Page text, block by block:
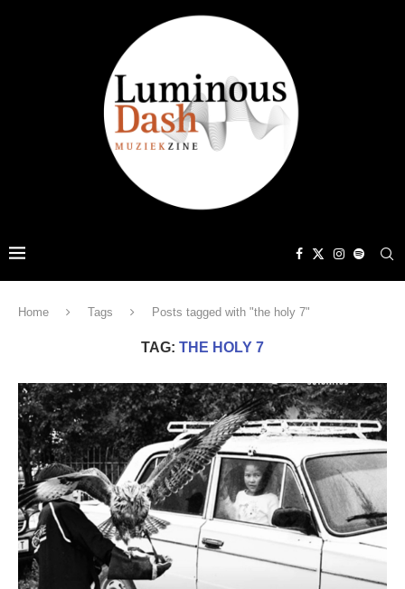
Home Tags Posts tagged with "the holy 7"
TAG: THE HOLY 7